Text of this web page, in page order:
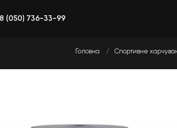
(050) 736-33-99
Головна Спортивне